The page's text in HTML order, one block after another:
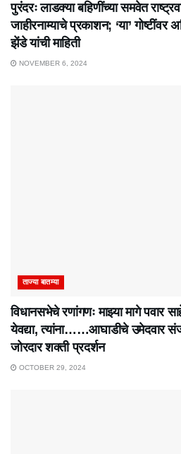
पुरंदरः लाडक्या बहिणींच्या समवेत
जाहीरनाम्याचे प्रकाशन; ‘या’
झेंडे यांची माहिती
NOVEMBER 6, 2024
ताज्या बातम्या
विधानसभेचे रणांगणः माझ्या मागे पवार
येवद्या, त्यांना……आघाडीचे उमेदवार
जोरदार शक्ती प्रदर्शन
OCTOBER 29, 2024